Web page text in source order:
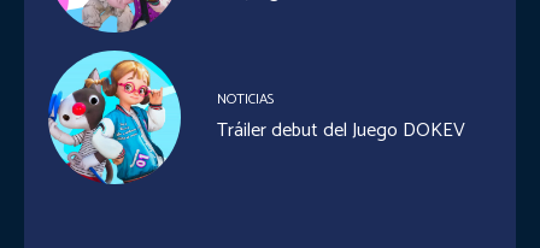
NOTICIAS
Tráiler debut del Juego DOKEV